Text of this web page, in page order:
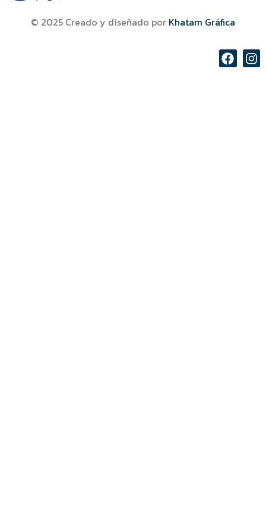
© 2025 Creado y diseñado por Khatam Gráfica